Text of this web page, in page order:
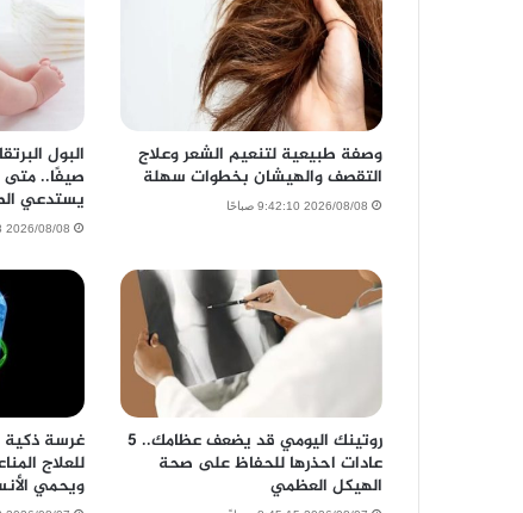
وصفة طبيعية لتنعيم الشعر وعلاج
التقصف والهيشان بخطوات سهلة
2026/08/08 9:42:10 صباحًا
البول
صيفًا..
يستدعي
2026/08/08 9:08:08 صباحًا
روتينك اليومي قد يضعف عظامك.. 5
عادات احذرها للحفاظ على صحة
الهيكل العظمي
غرسة ذكية
للعلاج
ويحمي